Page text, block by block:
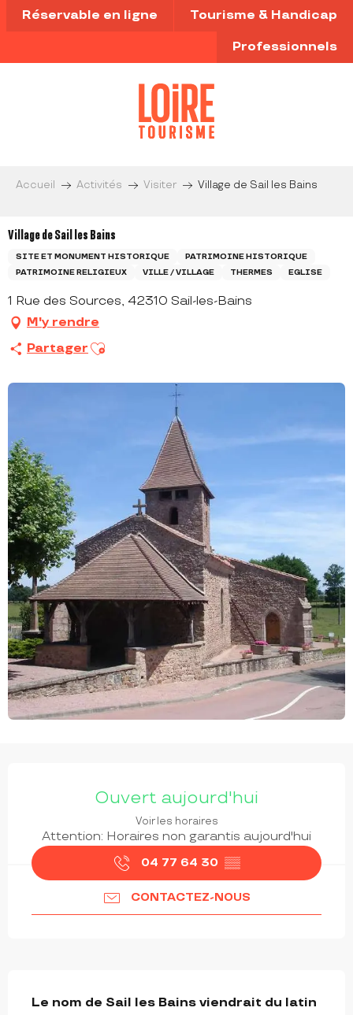
Aller
au
principal
Réservable en ligne Tourisme & Handicap
Professionnels
Accueil Activités Visiter Village de Sail les Bains
Village de Sail les Bains
SITE ET MONUMENT HISTORIQUE
PATRIMOINE HISTORIQUE
PATRIMOINE RELIGIEUX
VILLE / VILLAGE THERMES EGLISE
1 Rue des Sources, 42310 Sail-les-Bains
M'y rendre
Partager Ajouter aux favoris
Ouvert aujourd'hui
Voir les horaires
Attention: Horaires non garantis aujourd'hui
04 77 64 30 ▒▒
CONTACTEZ-NOUS
Le nom de Sail les Bains viendrait du latin